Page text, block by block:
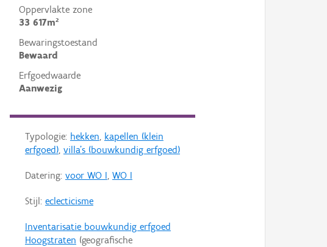
Oppervlakte zone
33 617m²
Bewaringstoestand
Bewaard
Erfgoedwaarde
Aanwezig
Typologie: hekken, kapellen (klein
erfgoed), villa's (bouwkundig erfgoed)
Datering: voor WO I, WO I
Stijl: eclecticisme
Inventarisatie bouwkundig erfgoed
Hoogstraten (geografische